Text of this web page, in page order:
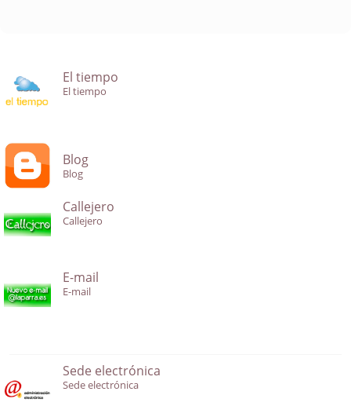
El tiempo
El tiempo
Blog
Blog
Callejero
Callejero
E-mail
E-mail
Sede electrónica
Sede electrónica